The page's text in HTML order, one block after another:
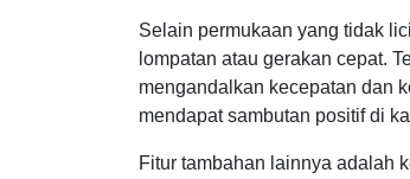
Selain permukaan yang tidak
lompatan atau gerakan cepat.
mengandalkan kecepatan dan
mendapat sambutan positif di
Fitur tambahan lainnya adalah